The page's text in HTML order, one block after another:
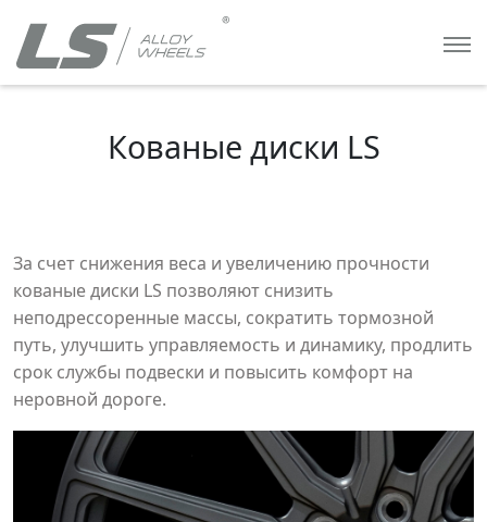
Кованые диски LS
За счет снижения веса и увеличению прочности
кованые диски LS позволяют снизить
неподрессоренные массы, сократить тормозной
путь, улучшить управляемость и динамику, продлить
срок службы подвески и повысить комфорт на
неровной дороге.